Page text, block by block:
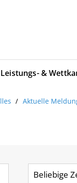
Leistungs- &
Aktuelle